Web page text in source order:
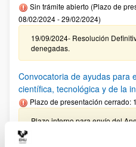
Sin trámite abierto (Plazo de
08/02/2024 - 29/02/2024)
19/09/2024- Resolución
denegadas.
Convocatoria de ayudas para
científica, tecnológica y de la
Plazo de presentación cerrado:
Plazo interno para envío del